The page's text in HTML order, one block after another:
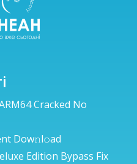
Cracked No
Dow𝚗l𝚘аd
Edition Bypass Fix